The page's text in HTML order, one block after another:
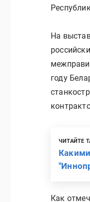
На
году
ЧИТАЙТЕ
Как